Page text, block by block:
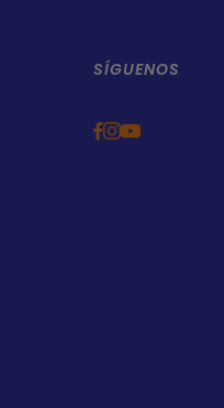
SÍGUENOS